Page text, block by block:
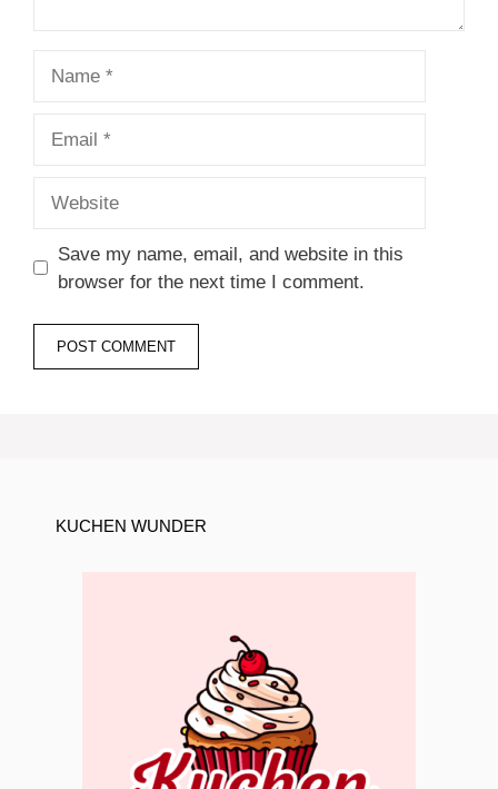
Save my name, email, and website in this
browser for the next time I comment.
KUCHEN WUNDER